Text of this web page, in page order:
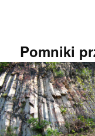
Pomniki